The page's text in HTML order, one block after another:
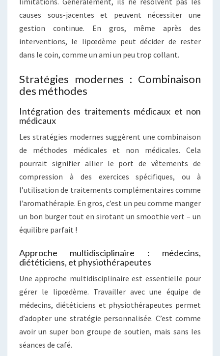
causes sous-jacentes et peuvent nécessiter une
gestion continue. En gros, même après des
interventions, le lipœdème peut décider de rester
dans le coin, comme un ami un peu trop collant.
Stratégies modernes : Combinaison
des méthodes
Intégration des traitements médicaux et non
médicaux
Les stratégies modernes suggèrent une combinaison
de méthodes médicales et non médicales. Cela
pourrait signifier allier le port de vêtements de
compression à des exercices spécifiques, ou à
l’utilisation de traitements complémentaires comme
l’aromathérapie. En gros, c’est un peu comme manger
un bon burger tout en sirotant un smoothie vert – un
équilibre parfait !
Approche multidisciplinaire : médecins,
diététiciens, et physiothérapeutes
Une approche multidisciplinaire est essentielle pour
gérer le lipœdème. Travailler avec une équipe de
médecins, diététiciens et physiothérapeutes permet
d’adopter une stratégie personnalisée. C’est comme
avoir un super bon groupe de soutien, mais sans les
séances de café.